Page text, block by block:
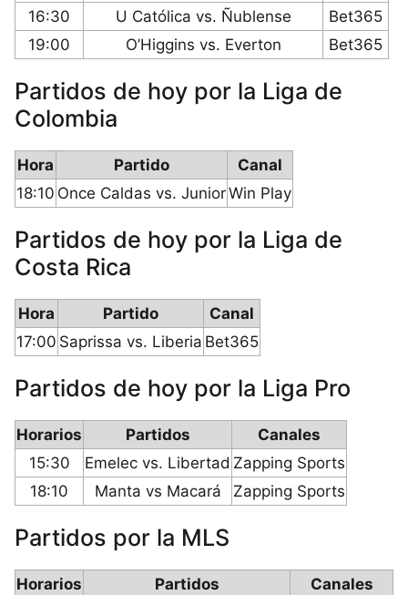
16:30
U Católica vs. Ñublense
Bet365
19:00
O’Higgins vs. Everton Bet365
Partidos de hoy por la Liga de
Colombia
Hora Partido
Canal
18:10 Once Caldas vs. JuniorWin Play
Partidos de hoy por la Liga de
Costa Rica
Hora Partido
Canal
17:00 Saprissa vs. Liberia Bet365
Partidos de hoy por la Liga Pro
Horarios Partidos
Canales
15:30
Emelec vs. Libertad Zapping Sports
18:10
Manta vs Macará Zapping Sports
Partidos por la MLS
Horarios Partidos Canales